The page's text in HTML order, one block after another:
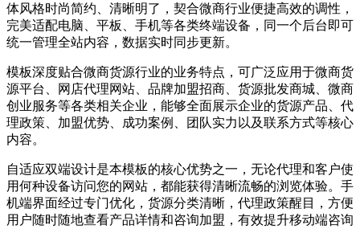
体风格时尚简约、清晰明了，契合微商行业便捷高效的调性，
完美适配电脑、平板、手机等各类终端设备，同一个后台即可
统一管理全站内容，数据实时同步更新。
模板深度贴合微商货源行业的业务特点，可广泛应用于微商货
源平台、网店代理网站、品牌加盟招商、货源批发商城、微商
创业服务等各类相关企业，能够全面展示企业的货源产品、代
理政策、加盟优势、成功案例、团队实力以及联系方式等核心
内容。
自适应双端设计是本模板的核心优势之一，无论代理和客户使
用何种设备访问您的网站，都能获得清晰流畅的浏览体验。手
机端界面经过专门优化，货源分类清晰，代理政策醒目，方便
用户随时随地查看产品详情和咨询加盟，有效提升移动端咨询